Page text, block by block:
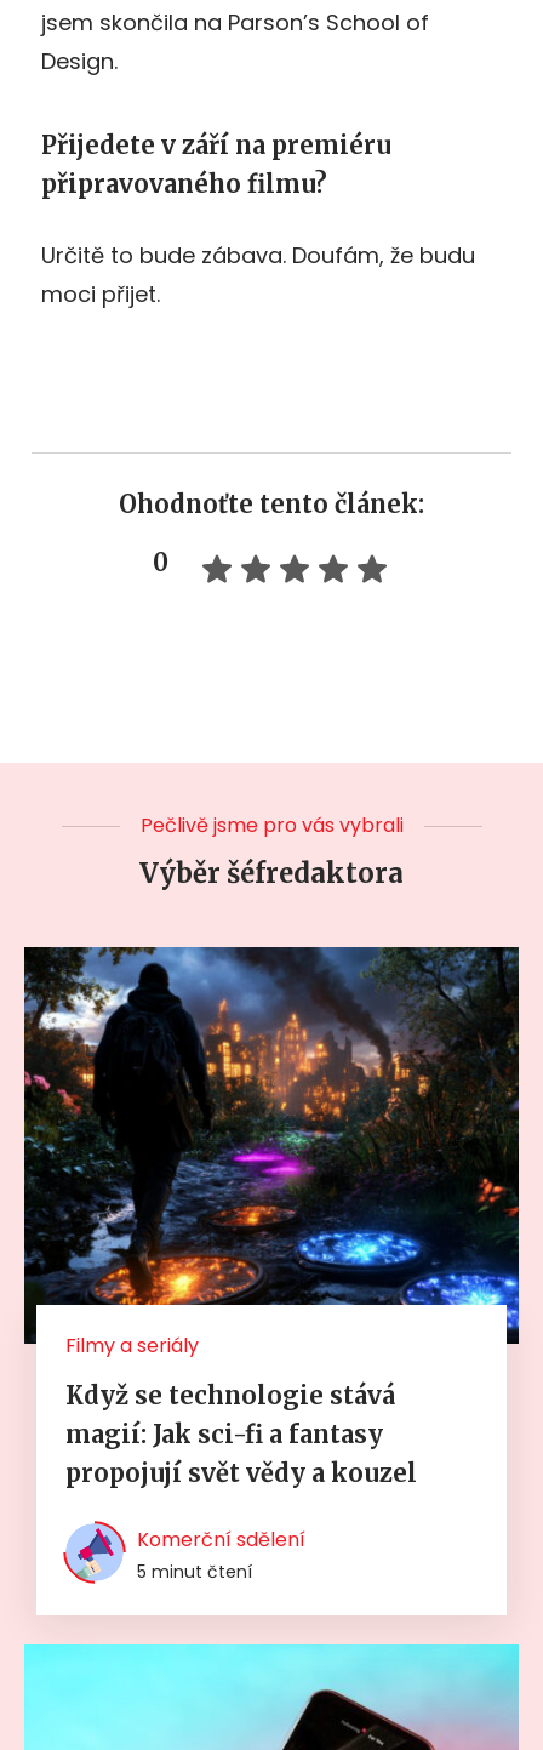
jsem skončila na Parson’s School of
Design.
Přijedete v září na premiéru
připravovaného filmu?
Určitě to bude zábava. Doufám, že budu
moci přijet.
Ohodnoťte tento článek:
0
Pečlivě jsme pro vás vybrali
Výběr šéfredaktora
Filmy a seriály
Když se technologie stává
magií: Jak sci-fi a fantasy
propojují svět vědy a kouzel
Komerční sdělení
5 minut čtení